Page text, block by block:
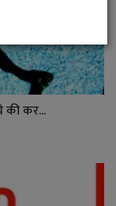
की कर...